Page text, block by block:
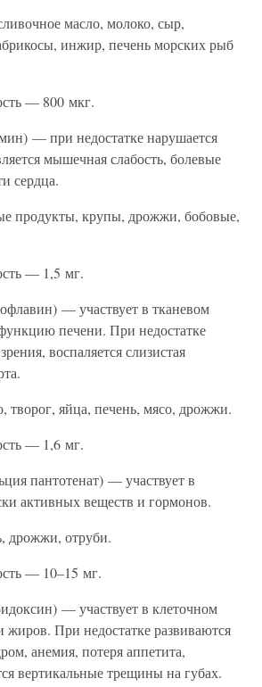
масло, молоко, сыр,
инжир, печень морских рыб
— 800 мкг.
— при недостатке нарушается
мышечная слабость, болевые
сердца.
продукты, крупы, дрожжи, бобовые,
— 1,5 мг.
— участвует в тканевом
печени. При недостатке
воспаляется слизистая
творог, яйца, печень, мясо, дрожжи.
— 1,6 мг.
пантотенат) — участвует в
активных веществ и гормонов.
дрожжи, отруби.
— 10–15 мг.
— участвует в клеточном
жиров. При недостатке развиваются
анемия, потеря аппетита,
вертикальные трещины на губах.